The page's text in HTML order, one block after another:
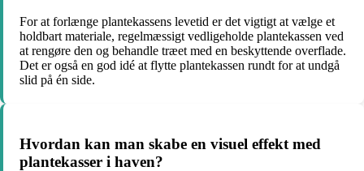
For at forlænge plantekassens levetid er det vigtigt at vælge et
holdbart materiale, regelmæssigt vedligeholde plantekassen ved
at rengøre den og behandle træet med en beskyttende overflade.
Det er også en god idé at flytte plantekassen rundt for at undgå
slid på én side.
Hvordan kan man skabe en visuel effekt med
plantekasser i haven?